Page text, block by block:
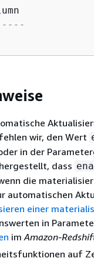
wir, den Wert
in der
dass
die
automatischen
einer
in
imAmazon-
auf